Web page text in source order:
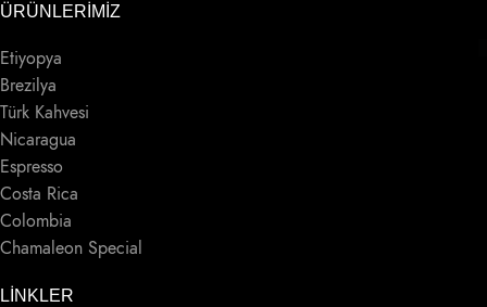
ÜRÜNLERIMIZ
Etiyopya
Brezilya
Türk Kahvesi
Nicaragua
Espresso
Costa Rica
Colombia
Chamaleon Special
LINKLER